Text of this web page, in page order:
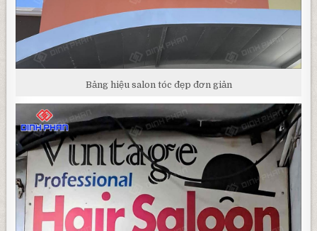
Bảng hiệu salon tóc đẹp đơn giản